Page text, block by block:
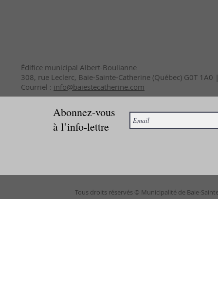
Édifice municipal Albert-Boulianne
308, rue Leclerc, Baie-Sainte-Catherine (Québec) G0T
Courriel : info@baiestecatherine.com
Abonnez-vous
à l’info-lettre
Tous droits réservés © Municipalité de Baie-